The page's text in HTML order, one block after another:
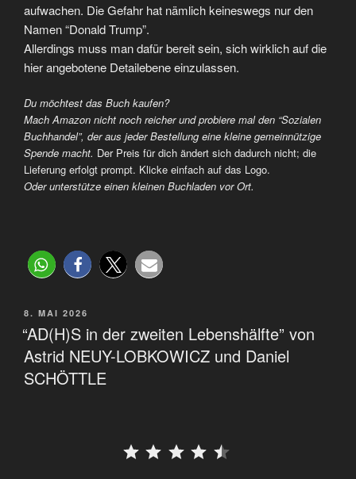
aufwachen. Die Gefahr hat nämlich keineswegs nur den
Namen “Donald Trump”.
Allerdings muss man dafür bereit sein, sich wirklich auf die
hier angebotene Detailebene einzulassen.
Du möchtest das Buch kaufen?
Mach Amazon nicht noch reicher und probiere mal den “Sozialen
Buchhandel”, der aus jeder Bestellung eine kleine gemeinnützige
Spende macht. Der Preis für dich ändert sich dadurch nicht; die
Lieferung erfolgt prompt. Klicke einfach auf das Logo.
Oder unterstütze einen kleinen Buchladen vor Ort.
8. MAI 2026
“AD(H)S in der zweiten Lebenshälfte” von
Astrid NEUY-LOBKOWICZ und Daniel
SCHÖTTLE